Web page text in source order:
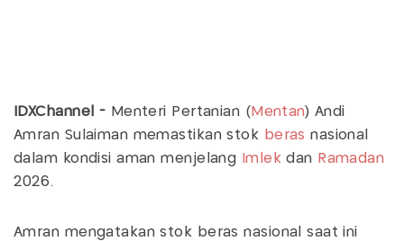
IDXChannel - Menteri Pertanian ( Mentan) Andi
Amran Sulaiman memastikan stok beras nasional
dalam kondisi aman menjelang
Imlekdan Ramadan
2026.
Amran mengatakan stok beras nasional saat ini